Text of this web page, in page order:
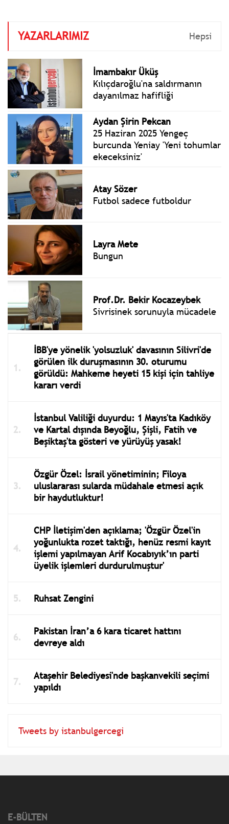
YAZARLARIMIZ Hepsi
İmambakır Üküş
Kılıçdaroğlu'na saldırmanın
dayanılmaz hafifliği
Aydan Şirin Pekcan
25 Haziran 2025 Yengeç
burcunda Yeniay 'Yeni tohumlar
ekeceksiniz'
Atay Sözer
Futbol sadece futboldur
Layra Mete
Bungun
Prof.Dr. Bekir Kocazeybek
Sivrisinek sorunuyla mücadele
İBB'ye yönelik 'yolsuzluk' davasının Silivri'de
görülen ilk duruşmasının 30. oturumu
görüldü: Mahkeme heyeti 15 kişi için tahliye
kararı verdi
İstanbul Valiliği duyurdu: 1 Mayıs'ta Kadıköy
ve Kartal dışında Beyoğlu, Şişli, Fatih ve
Beşiktaş'ta gösteri ve yürüyüş yasak!
Özgür Özel: İsrail yönetiminin; Filoya
uluslararası sularda müdahale etmesi açık
bir haydutluktur!
CHP İletişim'den açıklama; 'Özgür Özel'in
yoğunlukta rozet taktığı, henüz resmi kayıt
işlemi yapılmayan Arif Kocabıyık’ın parti
üyelik işlemleri durdurulmuştur'
Ruhsat Zengini
Pakistan İran’a 6 kara ticaret hattını
devreye aldı
Ataşehir Belediyesi'nde başkanvekili seçimi
yapıldı
Tweets by istanbulgercegi
E-BÜLTEN